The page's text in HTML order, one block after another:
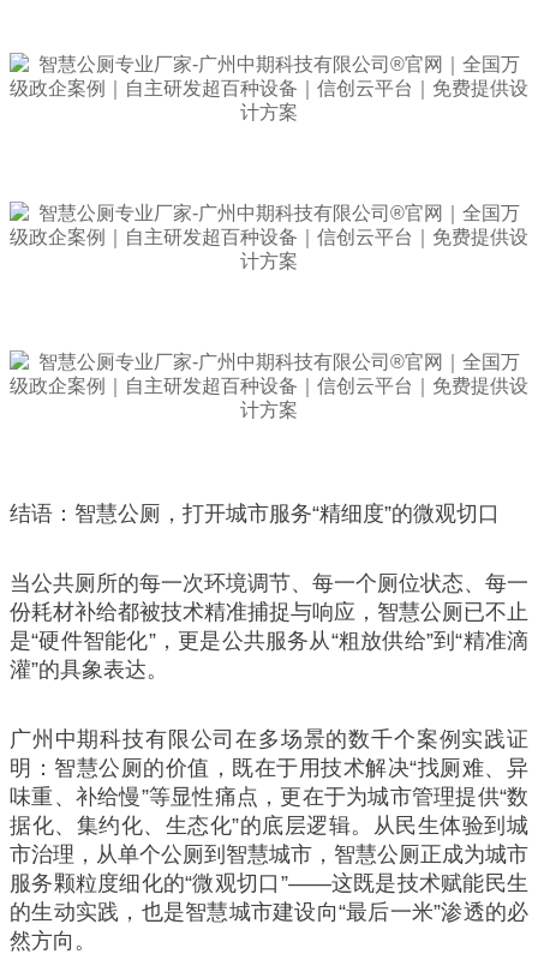
结语：智慧公厕，打开城市服务“精细度”的微观切口
当公共厕所的每一次环境调节、每一个厕位状态、每一
份耗材补给都被技术精准捕捉与响应，智慧公厕已不止
是“硬件智能化”，更是公共服务从“粗放供给”到“精准滴
灌”的具象表达。
广州中期科技有限公司在多场景的数千个案例实践证
明：智慧公厕的价值，既在于用技术解决“找厕难、异
味重、补给慢”等显性痛点，更在于为城市管理提供“数
据化、集约化、生态化”的底层逻辑。从民生体验到城
市治理，从单个公厕到智慧城市，智慧公厕正成为城市
服务颗粒度细化的“微观切口”——这既是技术赋能民生
的生动实践，也是智慧城市建设向“最后一米”渗透的必
然方向。